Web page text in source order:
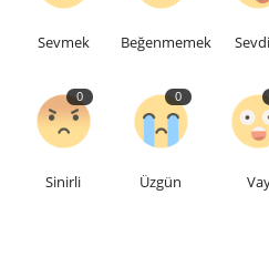
İletişim
English Turkish
Sevmek Beğenmemek
0
Sinirli
0
Üzgün